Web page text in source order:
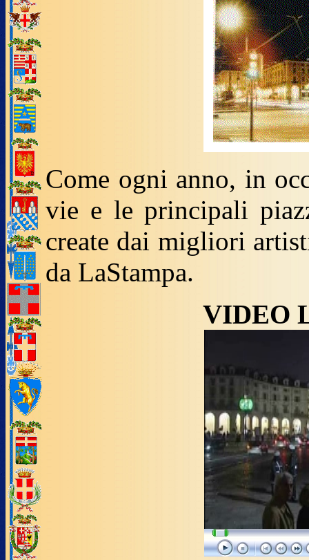
Come ogni anno, in
vie e le principali
create dai migliori
da LaStampa.
VIDEO